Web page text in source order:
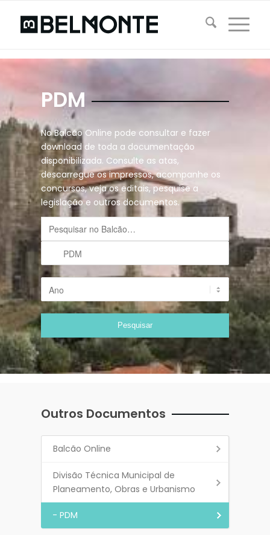
PDM
No Balcão Online pode consultar e fazer
download de toda a documentação
disponibilizada. Consulte as atas,
descarregue os impressos, acompanhe os
concursos, veja os editais, pesquise a
legislação e outros documentos.
Outros Documentos
Balcão Online
Divisão Técnica Municipal de
Planeamento, Obras e Urbanismo
- PDM